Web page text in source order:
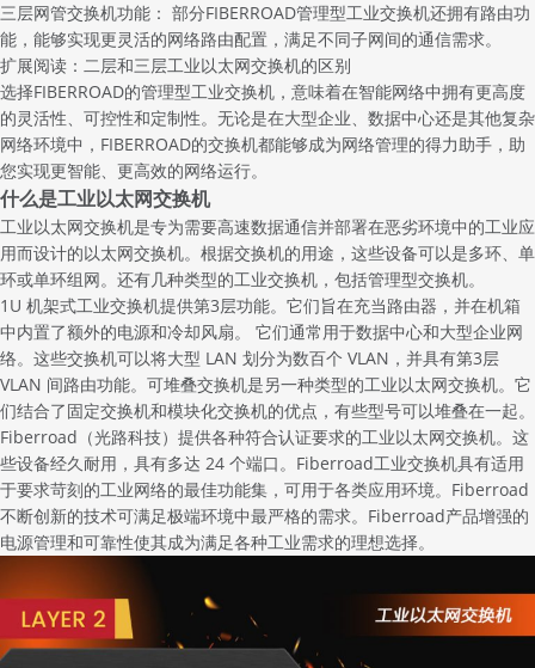
三层网管交换机功能： 部分FIBERROAD管理型工业交换机还拥有路由功
能，能够实现更灵活的网络路由配置，满足不同子网间的通信需求。
扩展阅读： 二层和三层工业以太网交换机的区别
选择FIBERROAD的管理型工业交换机，意味着在智能网络中拥有更高度
的灵活性、可控性和定制性。无论是在大型企业、数据中心还是其他复杂
网络环境中，FIBERROAD的交换机都能够成为网络管理的得力助手，助
您实现更智能、更高效的网络运行。
什么是工业以太网交换机
工业以太网交换机是专为需要高速数据通信并部署在恶劣环境中的工业应
用而设计的以太网交换机。根据交换机的用途，这些设备可以是多环、单
环或单环组网。还有几种类型的工业交换机，包括管理型交换机。
1U 机架式工业交换机提供第3层功能。它们旨在充当路由器，并在机箱
中内置了额外的电源和冷却风扇。 它们通常用于数据中心和大型企业网
络。这些交换机可以将大型 LAN 划分为数百个 VLAN，并具有第3层
VLAN 间路由功能。可堆叠交换机是另一种类型的工业以太网交换机。它
们结合了固定交换机和模块化交换机的优点，有些型号可以堆叠在一起。
Fiberroad（光路科技）提供各种符合认证要求的工业以太网交换机。这
些设备经久耐用，具有多达 24 个端口。 Fiberroad工业交换机具有适用
于要求苛刻的工业网络的最佳功能集，可用于各类应用环境。Fiberroad
不断创新的技术可满足极端环境中最严格的需求。Fiberroad产品增强的
电源管理和可靠性使其成为满足各种工业需求的理想选择。